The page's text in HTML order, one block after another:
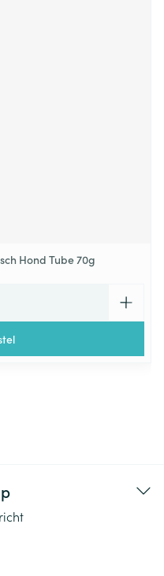
Hond Tube 70g